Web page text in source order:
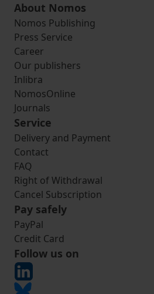
About Nomos
Nomos Publishing
Press Service
Career
Our publishers
Inlibra
NomosOnline
Journals
Service
Delivery and Payment
Contact
FAQ
Right of Withdrawal
Cancel Subscription
Pay safely
PayPal
Credit Card
Follow us on